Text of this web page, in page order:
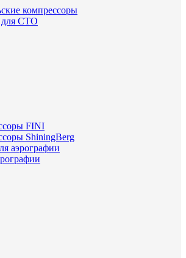
компрессоры
для СТО
FINI
ShiningBerg
аэрографии